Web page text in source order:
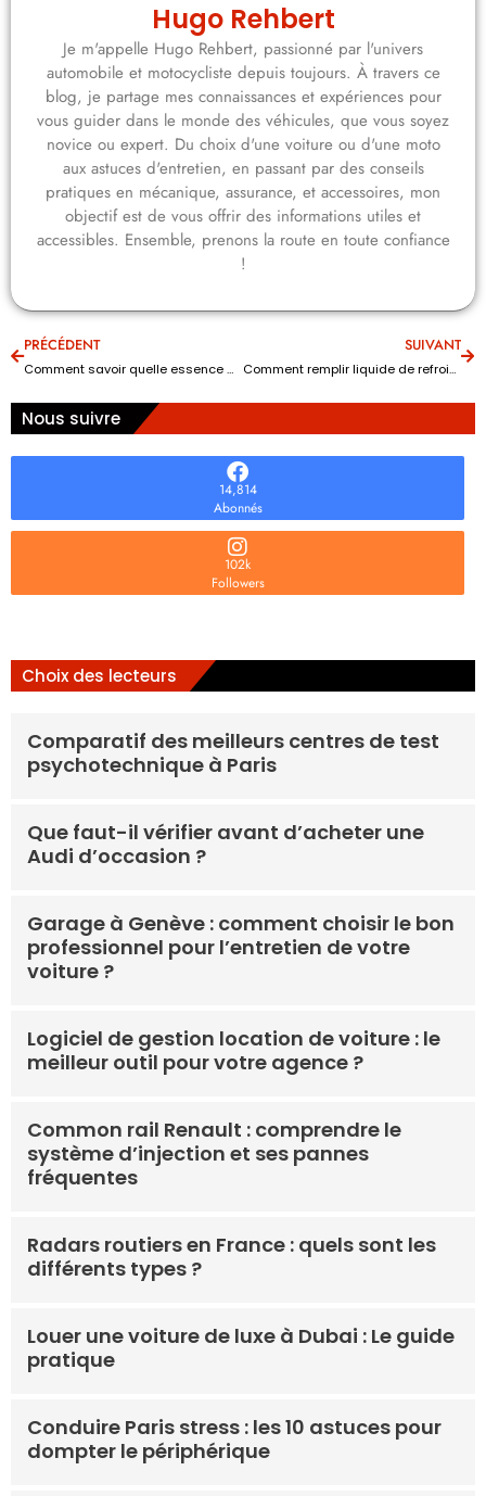
Hugo Rehbert
Je m'appelle Hugo Rehbert, passionné par l'univers
automobile et motocycliste depuis toujours. À travers ce
blog, je partage mes connaissances et expériences pour
vous guider dans le monde des véhicules, que vous soyez
novice ou expert. Du choix d'une voiture ou d'une moto
aux astuces d'entretien, en passant par des conseils
pratiques en mécanique, assurance, et accessoires, mon
objectif est de vous offrir des informations utiles et
accessibles. Ensemble, prenons la route en toute confiance
!
PRÉCÉDENT
Comment savoir quelle essence mettre dans sa voiture : le bon réflexe?
SUIVANT
Comment remplir liquide de refroidissement : la méthode sûre en 7 étapes
Nous suivre
14,814
Abonnés
102k
Followers
Choix des lecteurs
Comparatif des meilleurs centres de test
psychotechnique à Paris
Que faut-il vérifier avant d’acheter une
Audi d’occasion ?
Garage à Genève : comment choisir le bon
professionnel pour l’entretien de votre
voiture ?
Logiciel de gestion location de voiture : le
meilleur outil pour votre agence ?
Common rail Renault : comprendre le
système d’injection et ses pannes
fréquentes
Radars routiers en France : quels sont les
différents types ?
Louer une voiture de luxe à Dubai : Le guide
pratique
Conduire Paris stress : les 10 astuces pour
dompter le périphérique